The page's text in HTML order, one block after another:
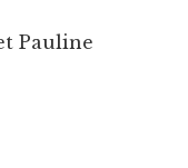
Pauline